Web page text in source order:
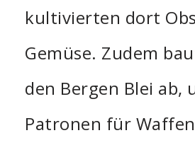
kultivierten dort
Gemüse. Zudem
den Bergen Blei ab,
Patronen für